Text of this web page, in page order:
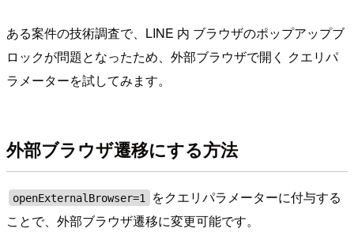
ある案件の技術調査で、LINE 内 ブラウザのポップアップブ
ロックが問題となったため、外部ブラウザで開く クエリパ
ラメーターを試してみます。
外部ブラウザ遷移にする方法
openExternalBrowser=1
をクエリパラメーターに付与する
ことで、外部ブラウザ遷移に変更可能です。